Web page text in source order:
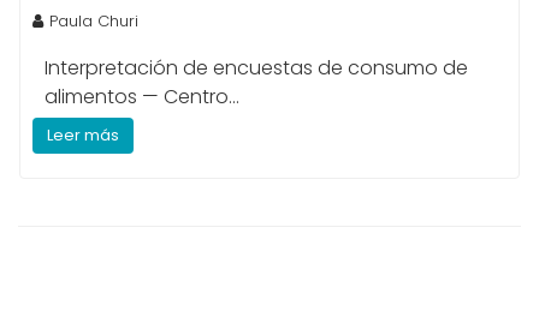
Paula Churi
Interpretación de encuestas de consumo de
alimentos — Centro...
Leer más